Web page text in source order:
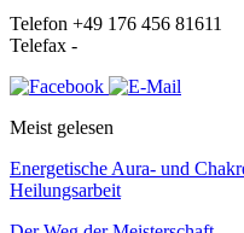
Telefon +49 176 456 81611
Telefax -
Meist gelesen
Energetische Aura- und
Heilungsarbeit